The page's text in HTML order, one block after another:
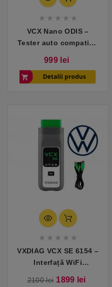
    
VCX Nano ODIS –
Tester auto compatibil
Seat
999 lei
    
VXDIAG VCX SE 6154 –
Interfață WiFi
2100 lei 1899 lei